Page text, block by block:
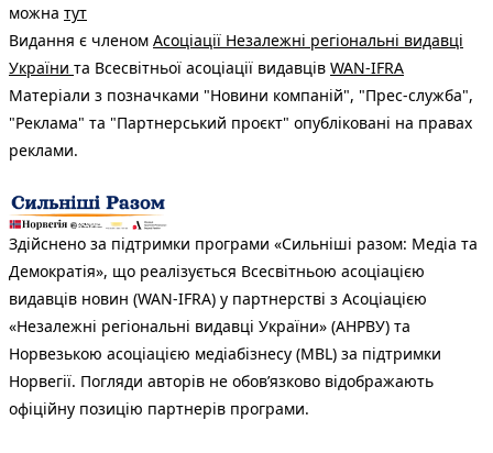
можна тут
Видання є членом Асоціації Незалежні регіональні видавці
України та Всесвітньої асоціації видавців WAN-IFRA
Матеріали з позначками "Новини компаній", "Прес-служба",
"Реклама" та "Партнерський проєкт" опубліковані на правах
реклами.
Здійснено за підтримки програми «Сильніші разом: Медіа та
Демократія», що реалізується Всесвітньою асоціацією
видавців новин (WAN-IFRA) у партнерстві з Асоціацією
«Незалежні регіональні видавці України» (АНРВУ) та
Норвезькою асоціацією медіабізнесу (MBL) за підтримки
Норвегії. Погляди авторів не обов’язково відображають
офіційну позицію партнерів програми.